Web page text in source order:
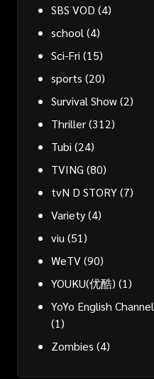
SBS VOD (4)
school (4)
Sci-Fri (15)
sports (20)
Survival Show(2)
Thriller(312)
Tubi (24)
TVING (80)
tvN D STORY(7)
Variety(4)
viu (51)
WeTV(90)
YOUKU(优酷) (1)
YoYo English Channel
(1)
Zombies (4)